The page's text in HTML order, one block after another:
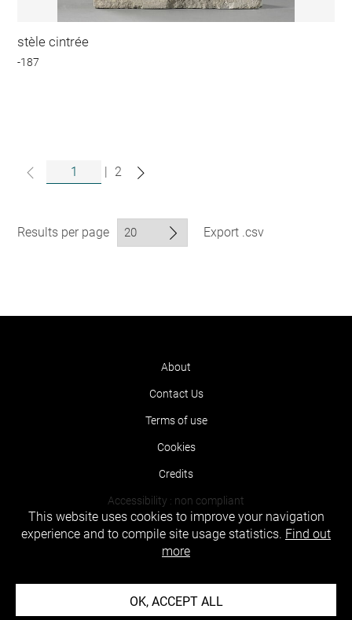
stèle cintrée
-187
| 2
Results per page Export .csv
About
Contact Us
Terms of use
Cookies
Credits
Accessibility : non compliant
This website uses cookies to improve your navigation
experience and to compile site usage statistics. Find out
more
OK, ACCEPT ALL